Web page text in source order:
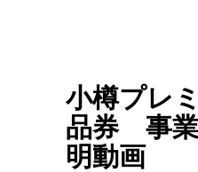
小樽プレ
品券 事
明動画